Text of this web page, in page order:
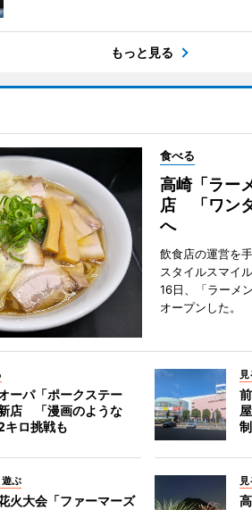
もっと見る
食べる
高崎「ラー
店 「ワン
へ
飲食店の運営を
スタイルスマイ
16日、「ラーメ
オープンした。
ーパ「ポークステー
店 「漫画のような
キロ挑戦も
遊ぶ
火大会「ファーマーズ